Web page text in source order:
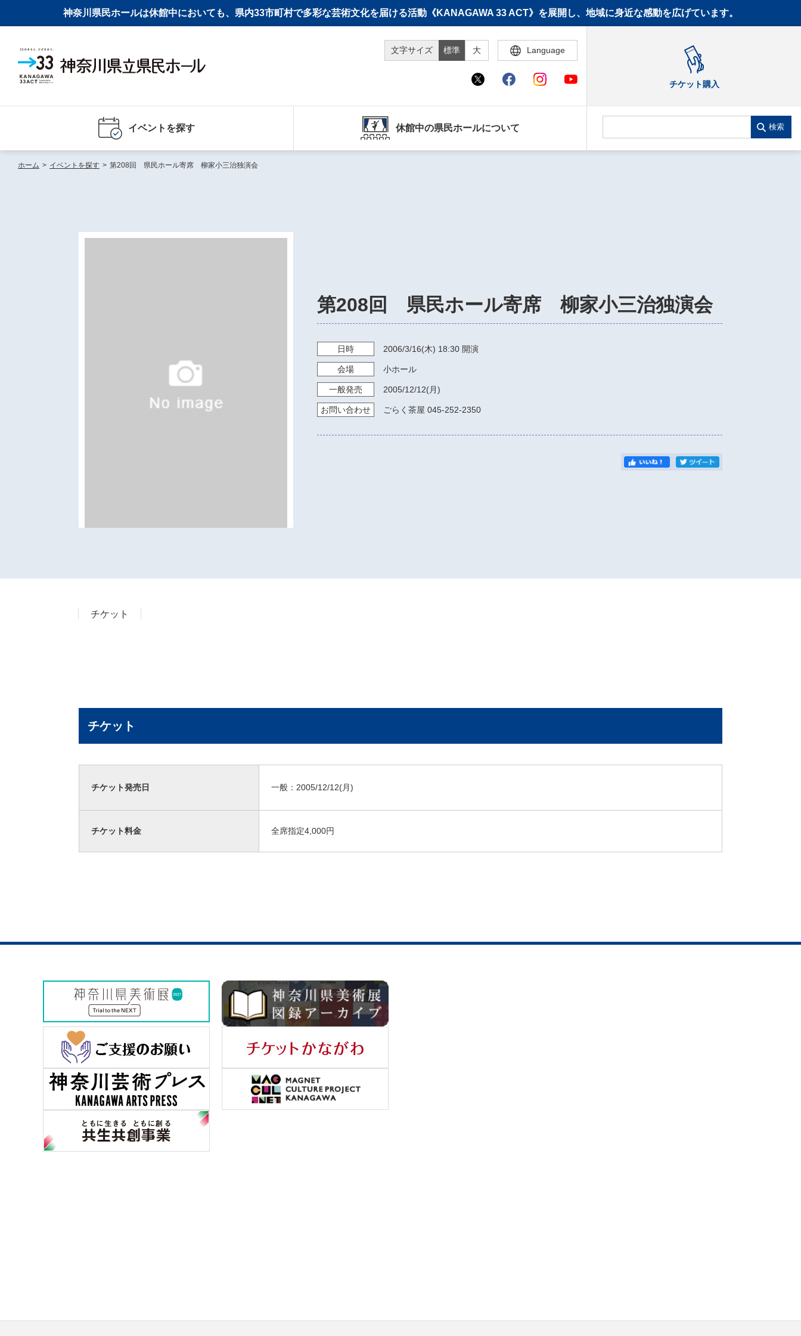
神奈川県民ホールは休館中においても、県内33市町村で多彩な芸術文化を届ける活動《KANAGAWA 33 ACT》を展開し、地域に身近な感動を広げています。
文字サイズ 標準 大 Language
チケット購入
イベントを探す 休館中の県民ホールについて 検索
ホーム > イベントを探す > 第208回 県民ホール寄席 柳家小三治独演会
第208回 県民ホール寄席 柳家小三治独演会
日時 2006/3/16(木) 18:30 開演
会場 小ホール
一般発売 2005/12/12(月)
お問い合わせ ごらく茶屋 045-252-2350
チケット
チケット
チケット発売日 一般： 2005/12/12(月)
チケット料金 全席指定4,000円